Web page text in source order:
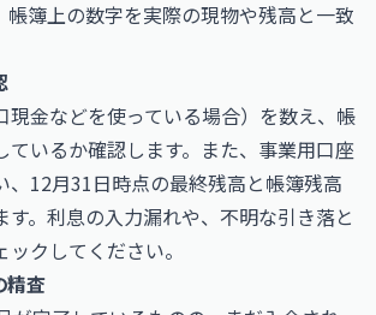
帳簿上の数字を実際の現物や残高と一致
現金などを使っている場合）を数え、帳
ているか確認します。また、事業用口座
、12月31日時点の最終残高と帳簿残高
す。利息の入力漏れや、不明な引き落と
クしてください。
精査